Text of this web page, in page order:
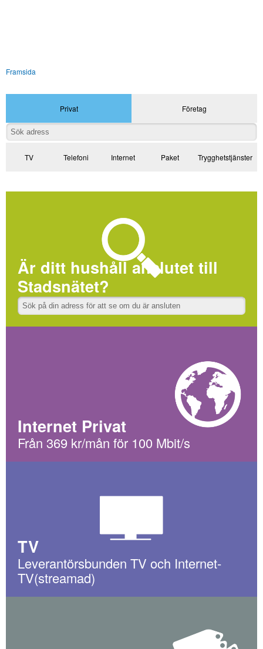
Framsida
Privat Företag
TV Telefoni Internet Paket Trygghetstjänster
Är ditt hushåll anslutet till
Stadsnätet?
Internet Privat
Från 369 kr/mån för 100 Mbit/s
TV
Leverantörsbunden TV och Internet-
TV(streamad)